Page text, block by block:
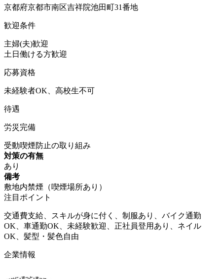
京都府京都市南区吉祥院池田町31番地
歓迎条件
主婦(夫)歓迎
土日働ける方歓迎
応募資格
未経験者OK、高校生不可
待遇
労災完備
受動喫煙防止の取り組み
対策の有無
あり
備考
敷地内禁煙（喫煙場所あり）
注目ポイント
交通費支給、スキルが身に付く、制服あり、バイク通勤
OK、車通勤OK、未経験歓迎、正社員登用あり、ネイル
OK、髪型・髪色自由
企業情報